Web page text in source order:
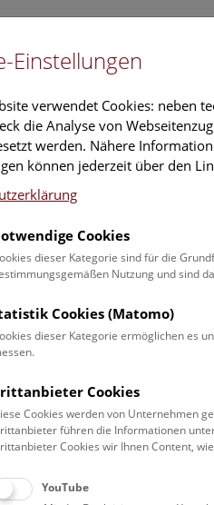
Forschung
und Schulprogrammen
Erwachsene (0)
Familien (0)
Einstellungen
verwendet Cookies: neben
die Analyse von
werden. Nähere
können jederzeit über den
Cookies
dieser Kategorie sind für die
Nutzung und sind
Cookies (Matomo)
dieser Kategorie ermöglichen es
Cookies
Cookies werden von Unternehmen
führen die Informationen
Cookies wir Ihnen Content,
YouTube